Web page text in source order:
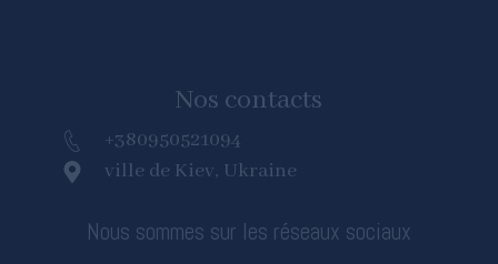
Nos contacts
+380950521094
ville de Kiev, Ukraine
Nous sommes sur les réseaux sociaux